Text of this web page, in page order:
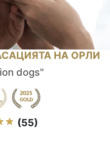
НА ОРЛИ
dogs"
(55)